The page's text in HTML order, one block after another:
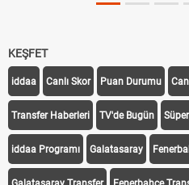
KEŞFET
iddaa Canlı Skor Puan Durumu
Transfer Haberleri TV'de Bugün
iddaa Programı Galatasaray